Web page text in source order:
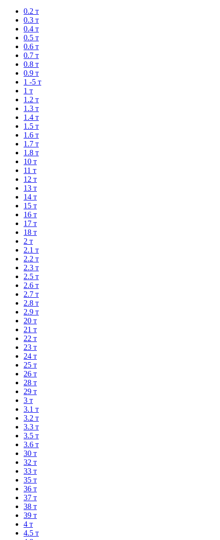
0.2 т
0.3 т
0.4 т
0.5 т
0.6 т
0.7 т
0.8 т
0.9 т
1 -5 т
1 т
1.2 т
1.3 т
1.4 т
1.5 т
1.6 т
1.7 т
1.8 т
10 т
11 т
12 т
13 т
14 т
15 т
16 т
17 т
18 т
2 т
2.1 т
2.2 т
2.3 т
2.5 т
2.6 т
2.7 т
2.8 т
2.9 т
20 т
21 т
22 т
23 т
24 т
25 т
26 т
28 т
29 т
3 т
3.1 т
3.2 т
3.3 т
3.5 т
3.6 т
30 т
32 т
33 т
35 т
36 т
37 т
38 т
39 т
4 т
4.5 т